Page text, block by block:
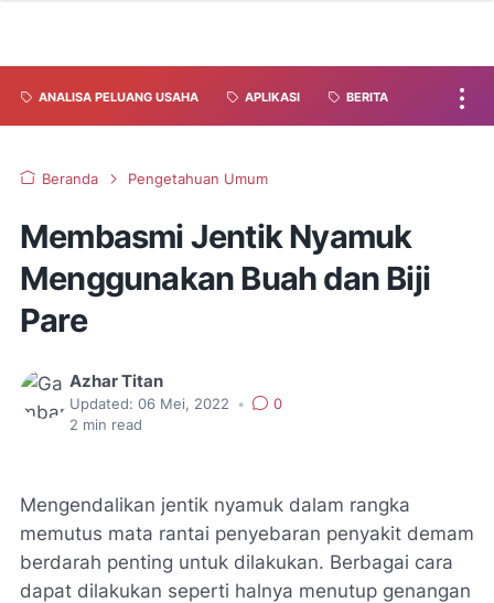
ANALISA PELUANG USAHA APLIKASI BERITA
Beranda Pengetahuan Umum
Membasmi Jentik Nyamuk
Menggunakan Buah dan Biji
Pare
Azhar Titan
Updated: 06 Mei, 2022 •
0
2 min read
Mengendalikan jentik nyamuk dalam rangka
memutus mata rantai penyebaran penyakit demam
berdarah penting untuk dilakukan. Berbagai cara
dapat dilakukan seperti halnya menutup genangan